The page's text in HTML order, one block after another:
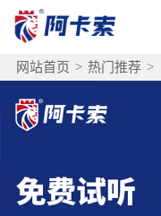
网站首页 > 热门推荐 >